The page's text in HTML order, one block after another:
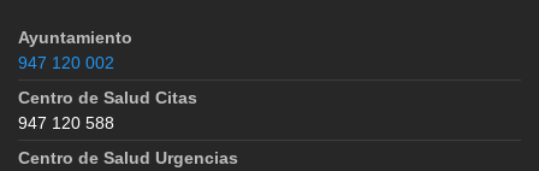
Ayuntamiento
947 120 002
Centro de Salud Citas
947 120 588
Centro de Salud Urgencias